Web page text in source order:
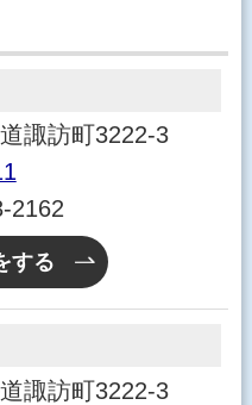
諏訪町3222-3
2162
する
諏訪町3222-3